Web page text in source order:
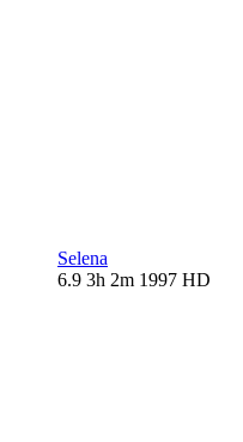
Selena
6.9 3h 2m 1997 HD